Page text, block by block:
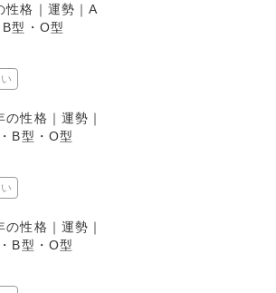
性格｜運勢｜A
型・O型
の性格｜運勢｜
B型・O型
の性格｜運勢｜
B型・O型